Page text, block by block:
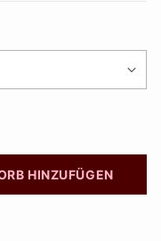
HINZUFÜGEN